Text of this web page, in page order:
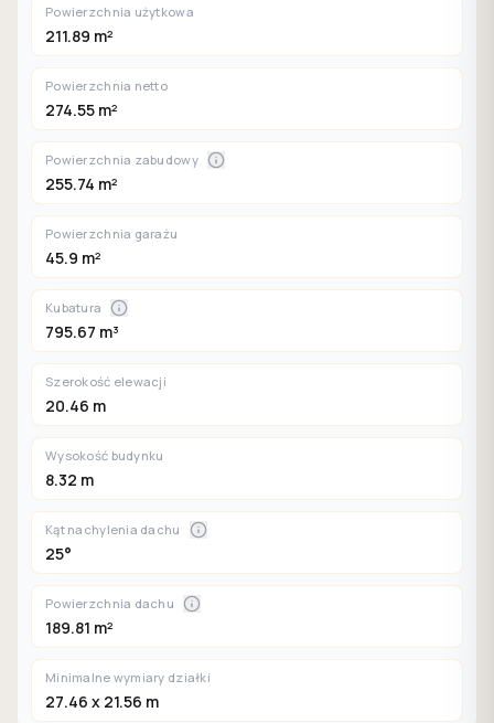
Powierzchnia użytkowa
211.89 m²
Powierzchnia netto
274.55 m²
Powierzchnia zabudowy
255.74 m²
Powierzchnia garażu
45.9 m²
Kubatura
795.67 m³
Szerokość elewacji
20.46 m
Wysokość budynku
8.32 m
Kąt nachylenia dachu
25°
Powierzchnia dachu
189.81 m²
Minimalne wymiary działki
27.46 x 21.56 m